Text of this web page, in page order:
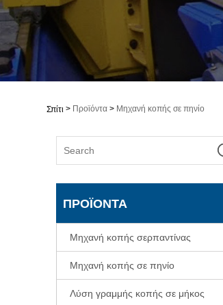
Σπίτι > Προϊόντα > Μηχανή κοπής σε πηνίο
ΠΡΟΪΌΝΤΑ
Μηχανή κοπής σερπαντίνας
Μηχανή κοπής σε πηνίο
Λύση γραμμής κοπής σε μήκος